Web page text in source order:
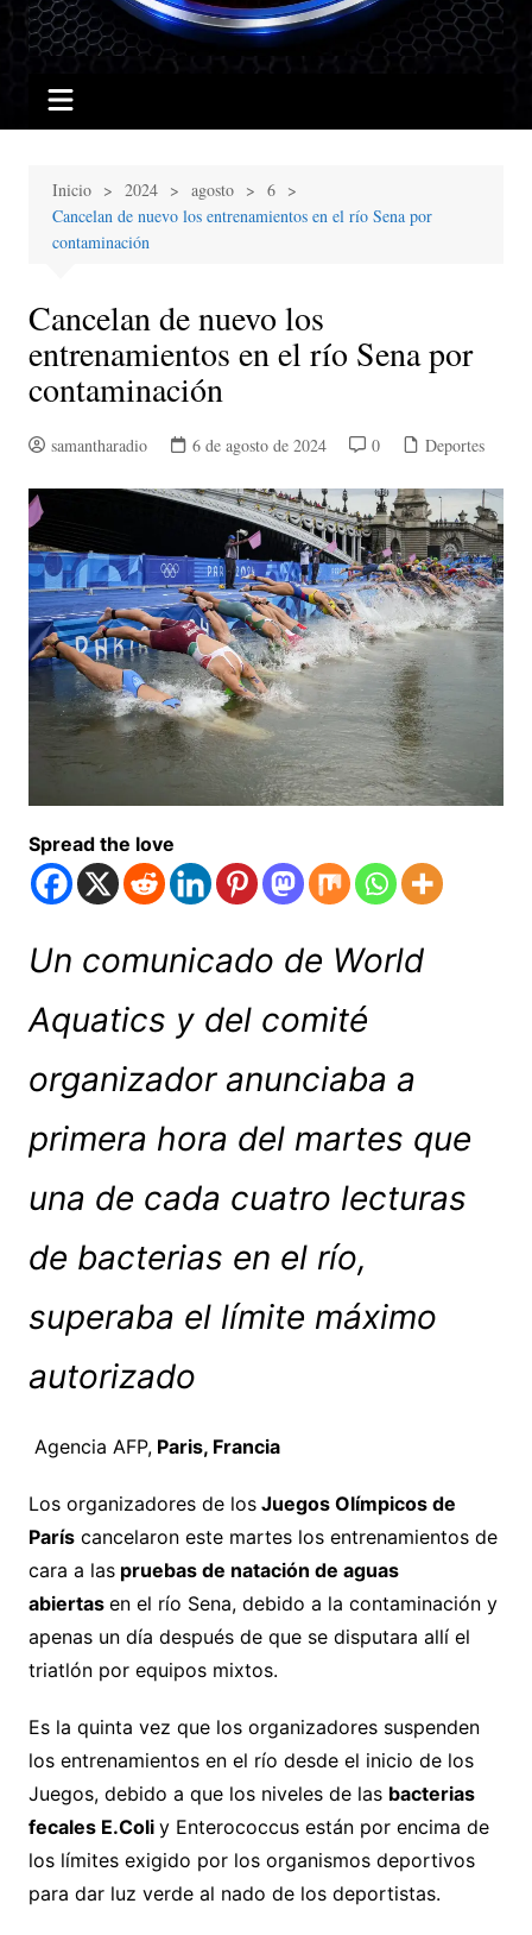
Inicio 2024 agosto
6
Cancelan de nuevo los entrenamientos en el río Sena por
contaminación
Cancelan de nuevo los
entrenamientos en el río Sena por
contaminación
samantharadio 6 de agosto de 2024 0 Deportes
Spread the love
Un comunicado de World
Aquatics y del comité
organizador anunciaba a
primera hora del martes que
una de cada cuatro lecturas
de bacterias en el río,
superaba el límite máximo
autorizado
Agencia AFP,Paris, Francia
Los organizadores de losJuegos Olímpicos de
Paríscancelaron este martes los entrenamientos de
cara a laspruebas de natación de aguas
abiertas en el río Sena, debido a la contaminación y
apenas un día después de que se disputara allí el
triatlón por equipos mixtos.
Es la quinta vez que los organizadores suspenden
los entrenamientos en el río desde el inicio de los
Juegos, debido a que los niveles de las bacterias
fecales E.Coli y Enterococcus están por encima de
los límites exigido por los organismos deportivos
para dar luz verde al nado de los deportistas.